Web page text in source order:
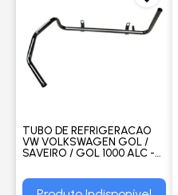
TUBO DE REFRIGERACAO
VW VOLKSWAGEN GOL /
SAVEIRO / GOL 1000 ALC -